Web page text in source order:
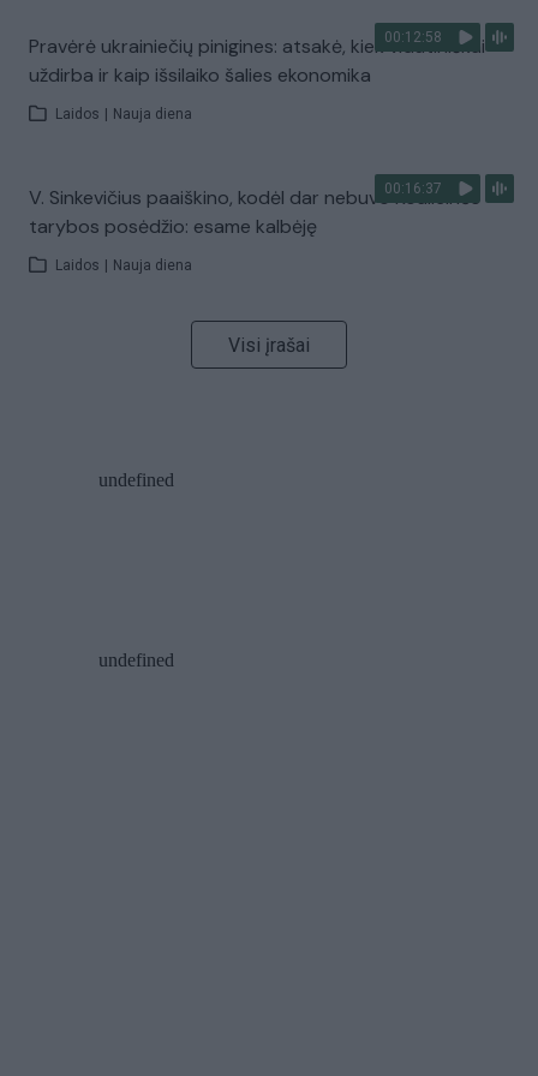
00:12:58
Pravėrė ukrainiečių pinigines: atsakė, kiek vidutiniškai
uždirba ir kaip išsilaiko šalies ekonomika
Laidos Nauja diena
00:16:37
V. Sinkevičius paaiškino, kodėl dar nebuvo Koalicinės
tarybos posėdžio: esame kalbėję
Laidos Nauja diena
Visi įrašai